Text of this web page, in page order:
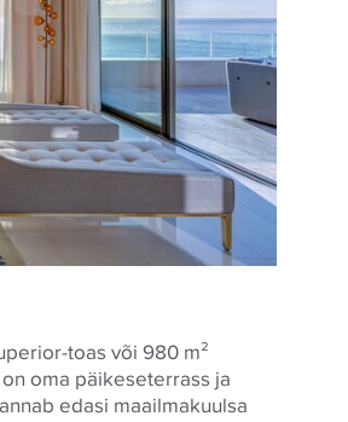
toas või 980 m²
oma päikeseterrass ja
edasi maailmakuulsa